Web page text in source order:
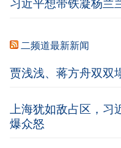
习近平想带铁凝杨兰
二频道最新新闻
贾浅浅、蒋方舟双双
上海犹如敌占区，习
爆众怒